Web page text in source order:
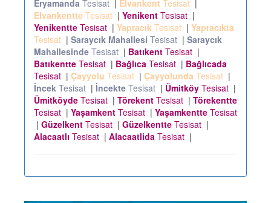
Eryamanda Tesisat | Elvankent Tesisat |
Elvankentte Tesisat | Yenikent Tesisat |
Yenikentte Tesisat | Yapracık Tesisat | Yapracıkta
Tesisat | Saraycık Mahallesi Tesisat | Saraycık
Mahallesinde Tesisat | Batıkent Tesisat |
Batıkentte Tesisat | Bağlıca Tesisat | Bağlıcada
Tesisat | Çayyolu Tesisat | Çayyolunda Tesisat |
İncek Tesisat | İncekte Tesisat | Ümitköy Tesisat |
Ümitköyde Tesisat | Törekent Tesisat | Törekentte
Tesisat | Yaşamkent Tesisat | Yaşamkentte Tesisat
| Güzelkent Tesisat | Güzelkentte Tesisat |
Alacaatlı Tesisat | Alacaatlida Tesisat |